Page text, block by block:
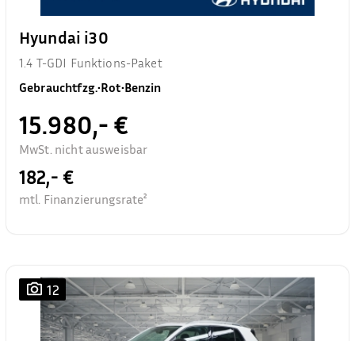
Hyundai i30
1.4 T-GDI Funktions-Paket
Gebrauchtfzg.•Rot•Benzin
15.980,- €
MwSt. nicht ausweisbar
182,- €
mtl. Finanzierungsrate²
12